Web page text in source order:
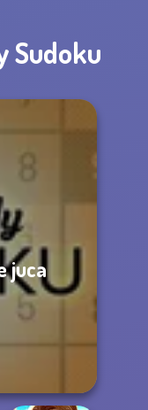
Sudoku
juca